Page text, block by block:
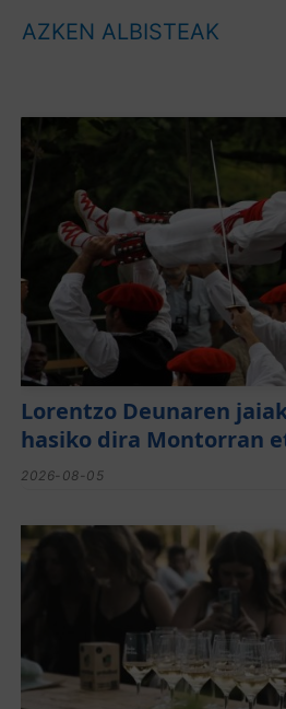
AZKEN ALBISTEAK
Lorentzo Deunaren
hasiko dira Montorran
2026-08-05
El festival de Bizkaiko
Artean’ llega a
septiembre